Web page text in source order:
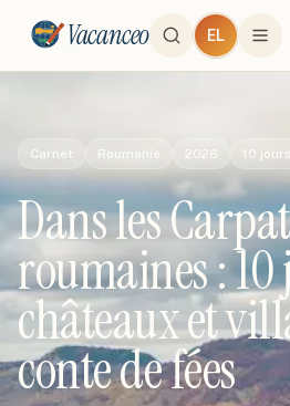
Vacanceo EL
Carnet Roumanie 2026 10 jours
Dans les
roumaines :
châteaux et
conte de fées